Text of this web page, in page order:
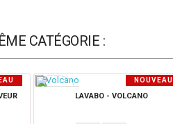
CATÉGORIE :
NOUVEAU
LAVABO - VOLCANO